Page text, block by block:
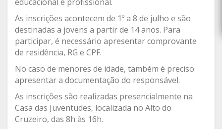
As inscrições acontecem de 1º a 8 de julho e são
destinadas a jovens a partir de 14 anos. Para
participar, é necessário apresentar comprovante
de residência, RG e CPF.
No caso de menores de idade, também é preciso
apresentar a documentação do responsável.
As inscrições são realizadas presencialmente na
Casa das Juventudes, localizada no Alto do
Cruzeiro, das 8h às 16h.